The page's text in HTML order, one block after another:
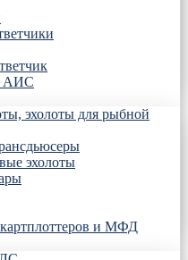
АИС
эхолоты для рыбной
эхолоты
и МФД